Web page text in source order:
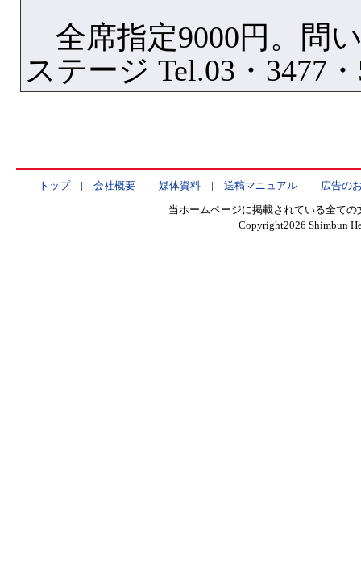
全席指定9000円。問
ステージ Tel.03・3477
トップ| 会社概要| 媒体資料| 送稿マニュアル| 広告の
当ホームページに掲載されている全て
Copyright2026 Shimbun